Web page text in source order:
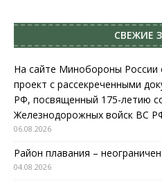
СВЕЖИЕ
На сайте Минобороны России
проект с рассекреченными
РФ, посвященный 175-летию
Железнодорожных войск ВС
06.08.2026
Район плавания – неограничен
04.08.2026